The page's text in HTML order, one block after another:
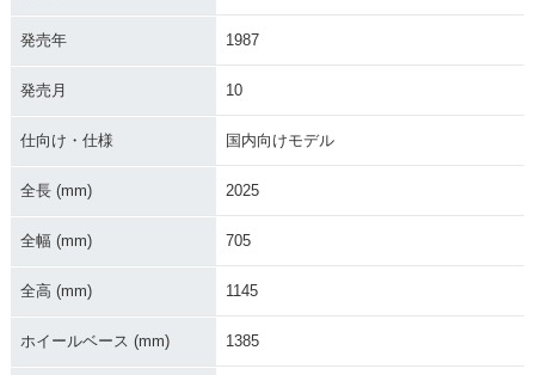
発売年 1987
発売月 10
仕向け・仕様 国内向けモデル
全長 (mm) 2025
全幅 (mm) 705
全高 (mm) 1145
ホイールベース (mm) 1385